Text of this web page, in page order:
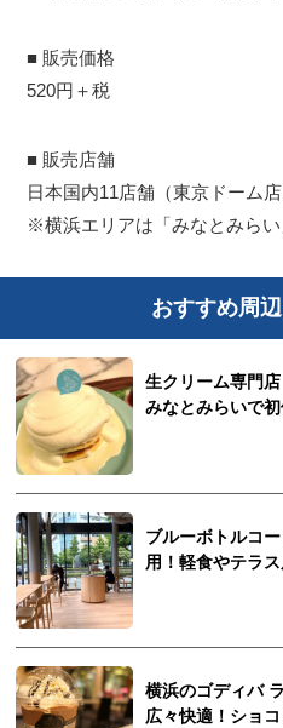
■ 販売価格
520円＋税
■ 販売店舗
日本国内11店舗（東京ドーム店
※横浜エリアは「みなとみら
おすすめ周
生クリーム専門
みなとみらいで
ブルーボトルコ
用！軽食やテラ
横浜のゴディバ
広々快適！ショ